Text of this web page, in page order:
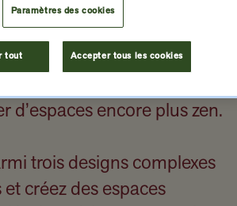
la chaleur du grain de
des textures fraîches de la
d’espaces encore plus zen.
trois designs complexes
créez des espaces
Paramètres des cookies
tout Accepter tous les cookies